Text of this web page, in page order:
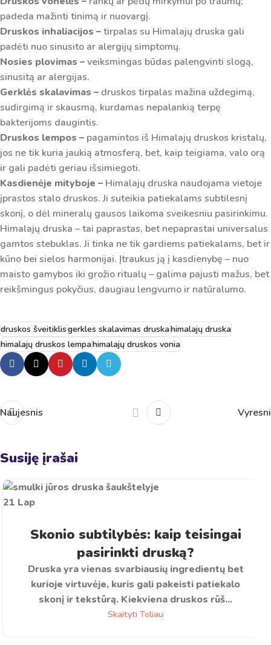
padeda mažinti tinimą ir nuovargį.
Druskos inhaliacijos –tirpalas su Himalajų druska gali
padėti nuo sinusito ar alergijų simptomų.
Nosies plovimas –veiksmingas būdas palengvinti slogą,
sinusitą ar alergijas.
Gerklės skalavimas – druskos tirpalas mažina uždegimą,
sudirgimą ir skausmą, kurdamas nepalankią terpę
bakterijoms daugintis.
Druskos lempos – pagamintos iš Himalajų druskos kristalų,
jos ne tik kuria jaukią atmosferą, bet, kaip teigiama, valo orą
ir gali padėti geriau išsimiegoti.
Kasdienėje mityboje – Himalajų druska naudojama vietoje
įprastos stalo druskos. Ji suteikia patiekalams subtilesnį
skonį, o dėl mineralų gausos laikoma sveikesniu pasirinkimu.
Himalajų druska – tai paprastas, bet nepaprastai universalus
gamtos stebuklas. Ji tinka ne tik gardiems patiekalams, bet ir
kūno bei sielos harmonijai. Įtraukus ją į kasdienybę – nuo
maisto gamybos iki grožio ritualų – galima pajusti mažus, bet
reikšmingus pokyčius, daugiau lengvumo ir natūralumo.
druskos šveitiklisgerkles skalavimas druskahimalajų druska
himalajų druskos lempahimalajų druskos vonia
Naujesnis Vyresni
Susiję įrašai
21 Lap
Skonio subtilybės: kaip teisingai
pasirinkti druską?
Druska yra vienas svarbiausių ingredientų bet
kurioje virtuvėje, kuris gali pakeisti patiekalo
skonį ir tekstūrą. Kiekviena druskos rūš...
Skaityti Toliau